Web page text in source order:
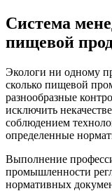
Система
пищевой
Экологи ни одному
сколько пищевой
разнообразные
исключить
соблюдением
определенные
Выполнение
промышленности
нормативных